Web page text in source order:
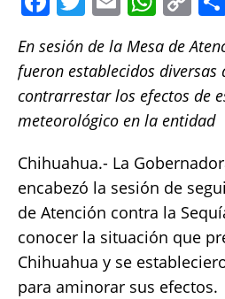
a
c
e
b
o
k
w
it
te
r
ai
l
at
s
A
p
p
y
Li
k
En sesión de la Mesa de
fueron establecidos diversas
contrarrestar los efectos de
meteorológico en la entidad
Chihuahua.- La
encabezó la sesión de
de Atención contra la
conocer la situación que
Chihuahua y se
para aminorar sus efectos.